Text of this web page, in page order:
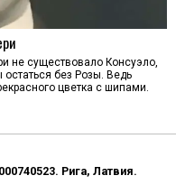
не существовало Консуэло,
без Розы. Ведь
цветка с шипами.
Рига, Латвия.